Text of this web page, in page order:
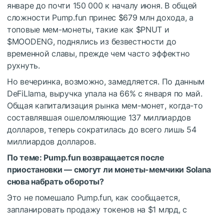
январе до почти 150 000 к началу июня. В общей
сложности Pump.fun принес $679 млн дохода, а
топовые мем-монеты, такие как $PNUT и
$MOODENG, поднялись из безвестности до
временной славы, прежде чем часто эффектно
рухнуть.
Но вечеринка, возможно, замедляется. По данным
DeFiLlama, выручка упала на 66% с января по май.
Общая капитализация рынка мем-монет, когда-то
составлявшая ошеломляющие 137 миллиардов
долларов, теперь сократилась до всего лишь 54
миллиардов долларов.
По теме: Pump.fun возвращается после
приостановки — смогут ли монеты-мемчики Solana
снова набрать обороты?
Это не помешало Pump.fun, как сообщается,
запланировать продажу токенов на $1 млрд, с